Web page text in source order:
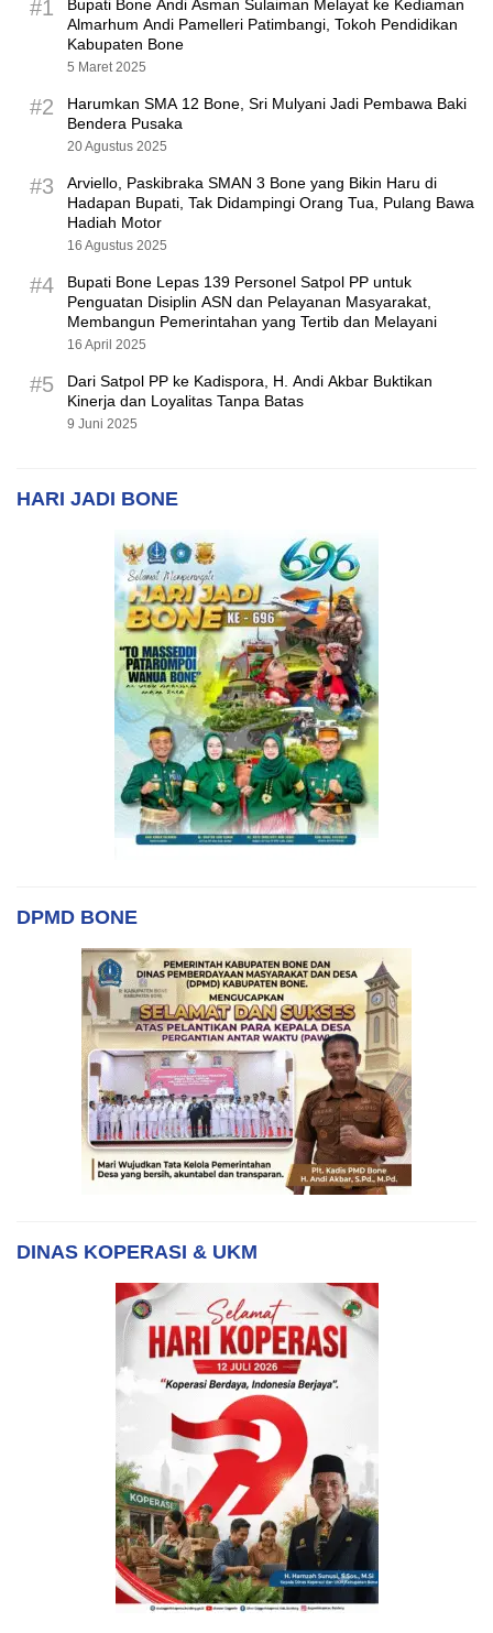
#1
Bupati Bone Andi Asman Sulaiman Melayat ke Kediaman
Almarhum Andi Pamelleri Patimbangi, Tokoh Pendidikan
Kabupaten Bone
5 Maret 2025
#2
Harumkan SMA 12 Bone, Sri Mulyani Jadi Pembawa Baki
Bendera Pusaka
20 Agustus 2025
#3
Arviello, Paskibraka SMAN 3 Bone yang Bikin Haru di
Hadapan Bupati, Tak Didampingi Orang Tua, Pulang Bawa
Hadiah Motor
16 Agustus 2025
#4
Bupati Bone Lepas 139 Personel Satpol PP untuk
Penguatan Disiplin ASN dan Pelayanan Masyarakat,
Membangun Pemerintahan yang Tertib dan Melayani
16 April 2025
#5
Dari Satpol PP ke Kadispora, H. Andi Akbar Buktikan
Kinerja dan Loyalitas Tanpa Batas
9 Juni 2025
HARI JADI BONE
DPMD BONE
DINAS KOPERASI & UKM